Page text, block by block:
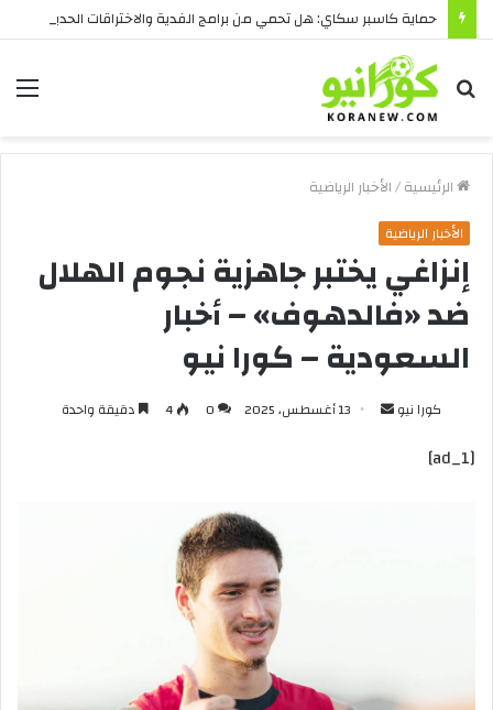
بحث
عن
الرئيسية/الأخبار الرياضية
الأخبار الرياضية
إنزاغي يختبر جاهزية نجوم الهلال
ضد «فالدهوف» – أخبار
السعودية – كورا نيو
كورا نيو
أرسل 13 أغسطس، 2025 0
4 دقيقة واحدة
[ad_1]